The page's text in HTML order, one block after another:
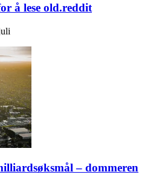
å lese old.reddit
– dommeren